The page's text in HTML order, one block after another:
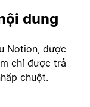
dung
Notion, được
chí được trả
chuột.